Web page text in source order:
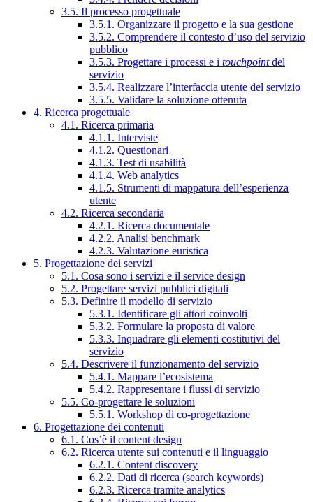
3.5. Il processo progettuale
3.5.1. Organizzare il progetto e la sua gestione
3.5.2. Comprendere il contesto d’uso del servizio
pubblico
3.5.3. Progettare i processi e i touchpointdel
servizio
3.5.4. Realizzare l’interfaccia utente del servizio
3.5.5. Validare la soluzione ottenuta
4. Ricerca progettuale
4.1. Ricerca primaria
4.1.1. Interviste
4.1.2. Questionari
4.1.3. Test di usabilità
4.1.4. Web analytics
4.1.5. Strumenti di mappatura dell’esperienza
utente
4.2. Ricerca secondaria
4.2.1. Ricerca documentale
4.2.2. Analisi benchmark
4.2.3. Valutazione euristica
5. Progettazione dei servizi
5.1. Cosa sono i servizi e il service design
5.2. Progettare servizi pubblici digitali
5.3. Definire il modello di servizio
5.3.1. Identificare gli attori coinvolti
5.3.2. Formulare la proposta di valore
5.3.3. Inquadrare gli elementi costitutivi del
servizio
5.4. Descrivere il funzionamento del servizio
5.4.1. Mappare l’ecosistema
5.4.2. Rappresentare i flussi di servizio
5.5. Co-progettare le soluzioni
5.5.1. Workshop di co-progettazione
6. Progettazione dei contenuti
6.1. Cos’è il content design
6.2. Ricerca utente sui contenuti e il linguaggio
6.2.1. Content discovery
6.2.2. Dati di ricerca (search keywords)
6.2.3. Ricerca tramite analytics